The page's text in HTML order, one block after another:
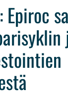
Epiroc